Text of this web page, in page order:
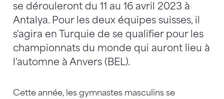
se dérouleront du 11 au 16 avril 2023 à
Antalya. Pour les deux équipes suisses, il
s'agira en Turquie de se qualifier pour les
championnats du monde qui auront lieu à
l'automne à Anvers (BEL).
Cette année, les gymnastes masculins se